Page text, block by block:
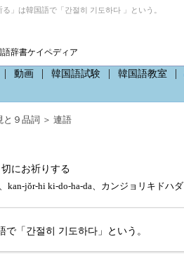
」は韓国語で「간절히 기도하다 」という。
語辞書ケイペディア
動画 韓国語試験 韓国語教室
と９品詞 ＞ 連語
にお祈りする
kan-jŏr-hi ki-do-ha-da、カンジョリキドハダ
で「간절히 기도하다」という。